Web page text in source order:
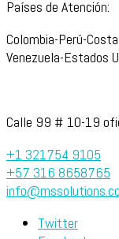
Países de Atención:
Colombia-Perú-
Venezuela-Estados
Calle 99 # 10-19
+1 321754 9105
+57 316 8658765
Twitter